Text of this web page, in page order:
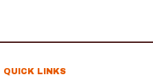
QUICK LINKS